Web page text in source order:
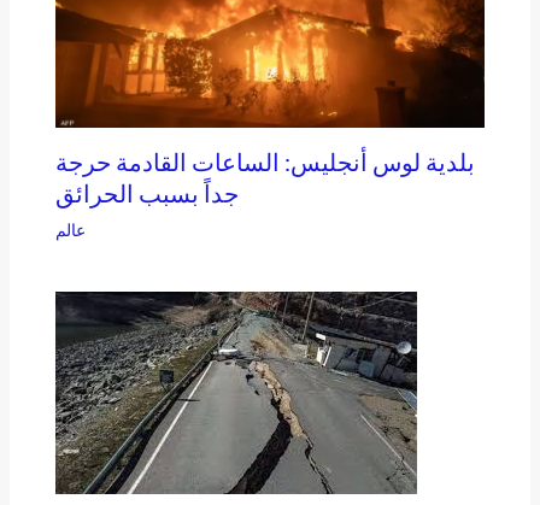
بلدية لوس أنجليس: الساعات القادمة حرجة
جداً بسبب الحرائق
عالم